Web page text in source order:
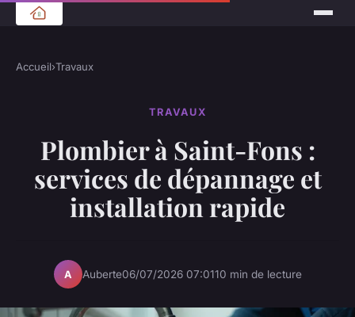
Accueil›Travaux
TRAVAUX
Plombier à Saint-Fons :
services de dépannage et
installation rapide
A Auberte06/07/2026 07:0110 min de lecture